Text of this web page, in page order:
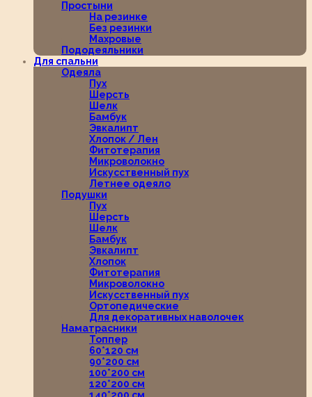
Простыни
На резинке
Без резинки
Махровые
Пододеяльники
Для спальни
Одеяла
Пух
Шерсть
Шелк
Бамбук
Эвкалипт
Хлопок / Лен
Фитотерапия
Микроволокно
Искусственный пух
Летнее одеяло
Подушки
Пух
Шерсть
Шелк
Бамбук
Эвкалипт
Хлопок
Фитотерапия
Микроволокно
Искусственный пух
Ортопедические
Для декоративных наволочек
Наматрасники
Топпер
60*120 см
90*200 см
100*200 см
120*200 см